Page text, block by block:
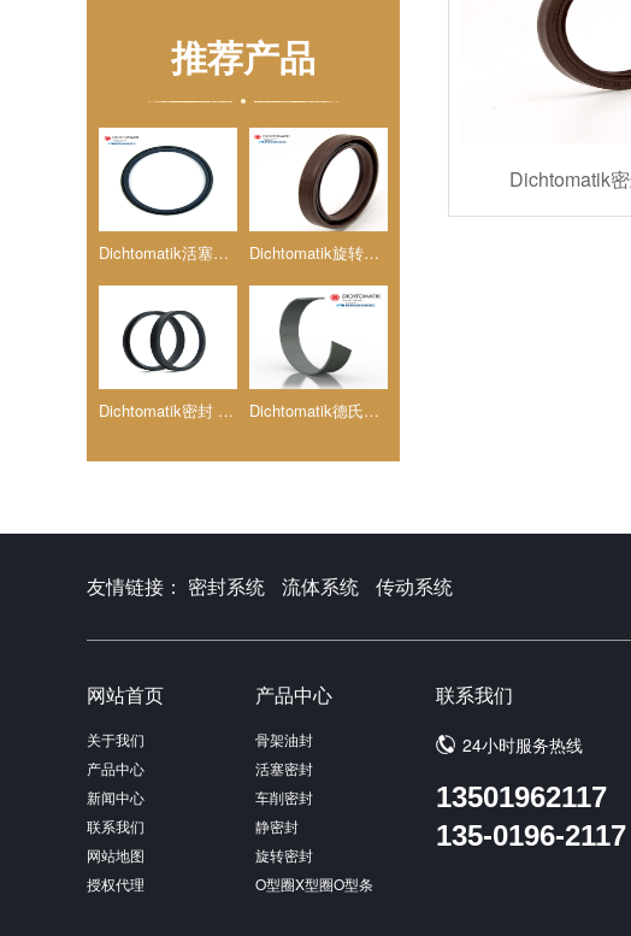
推荐产品
Dichtomatik活塞杆密封(DS) Dichtomatik旋转油封WAY/WASY
Dichtomatik密封 德氏封挡圈(DST) Dichtomatik德氏封弹力平垫(DFL)
Dichtomatik
友情链接： 密封系统 流体系统 传动系统
网站首页
关于我们
产品中心
新闻中心
联系我们
网站地图
授权代理
产品中心
骨架油封
活塞密封
车削密封
静密封
旋转密封
O型圈X型圈O型条
联系我们
24小时服务热线
13501962117
135-0196-2117